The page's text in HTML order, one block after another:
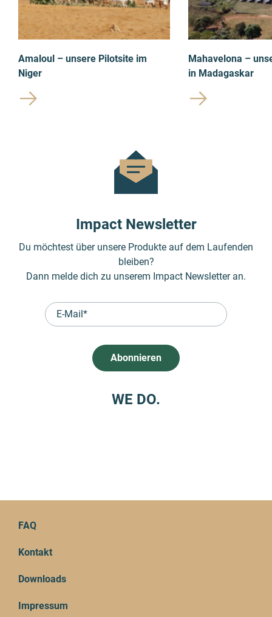
Amaloul – unsere Pilotsite im
Niger
Mahavelona –
in Madagaskar
Impact Newsletter
Du möchtest über unsere Produkte auf dem Laufenden
bleiben?
Dann melde dich zu unserem Impact Newsletter an.
WE DO.
FAQ
Kontakt
Downloads
Impressum